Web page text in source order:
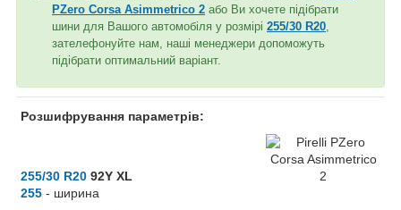
PZero Corsa Asimmetrico 2 або Ви хочете підібрати
шини для Вашого автомобіля у розмірі 255/30 R20
зателефонуйте нам, наші менеджери допоможуть
підібрати оптимальний варіант.
Розшифрування параметрів:
255/30 R20 92Y XL
255 - ширина